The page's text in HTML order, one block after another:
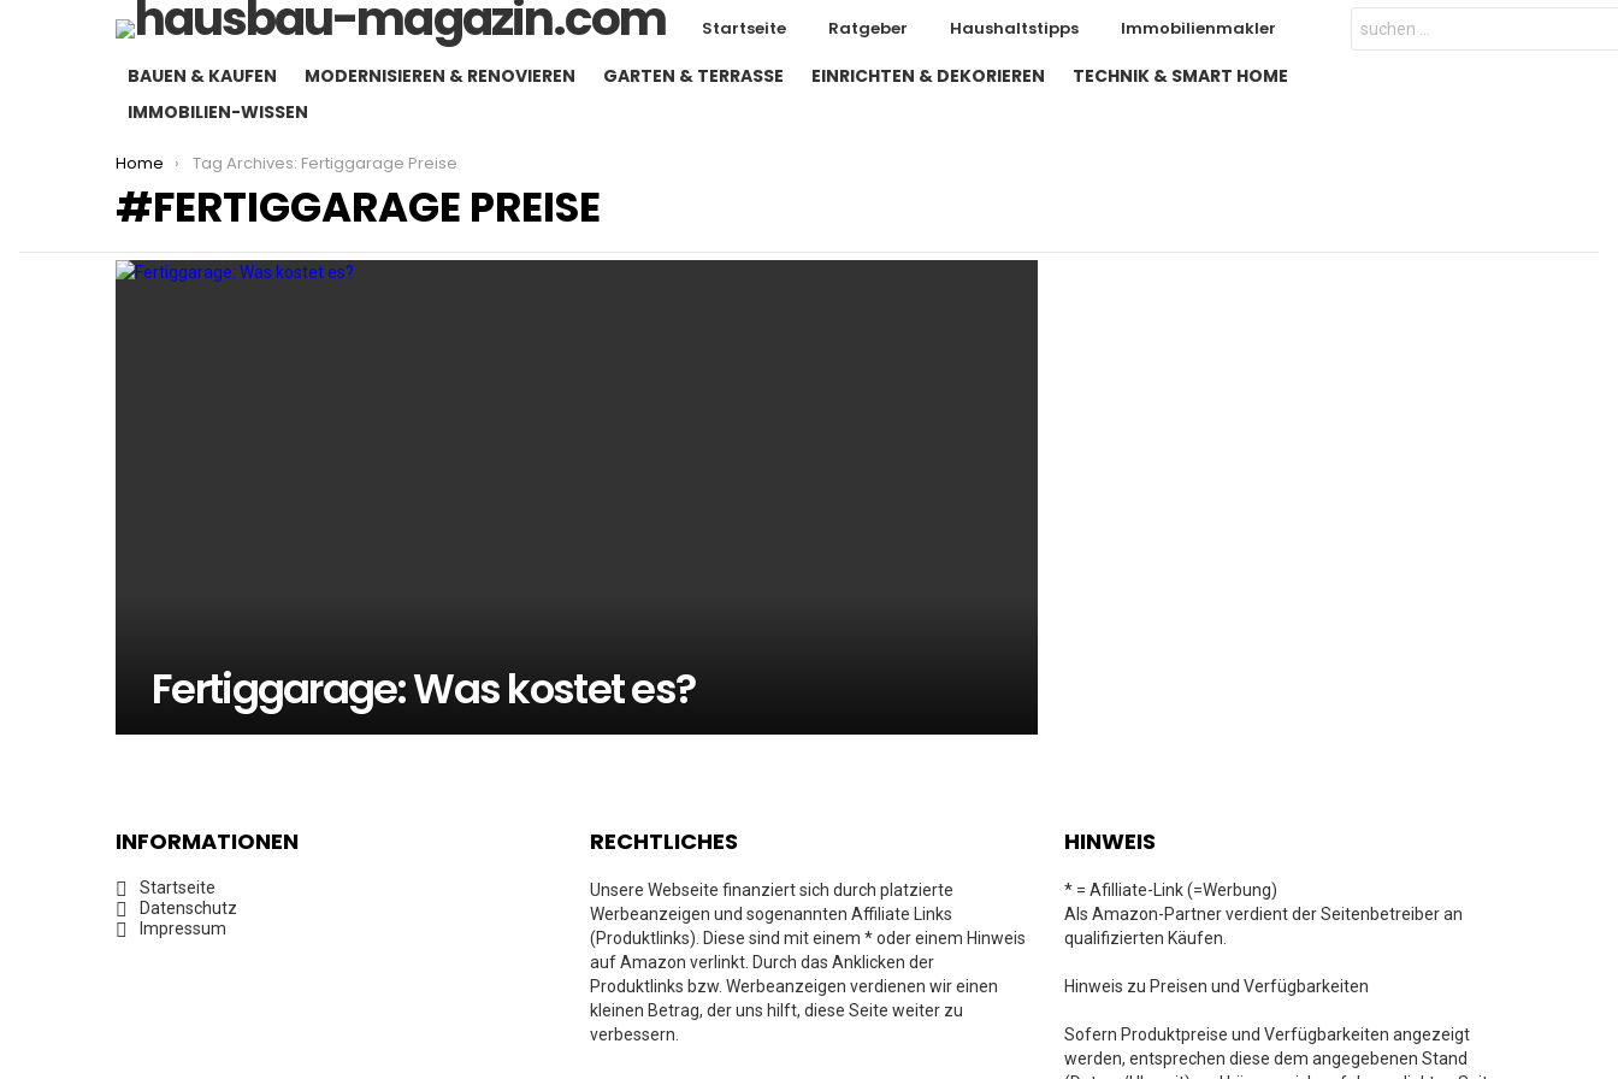
Startseite Ratgeber Haushaltstipps Immobilienmakler
Search
for:
BAUEN & KAUFEN MODERNISIEREN & RENOVIEREN GARTEN & TERRASSE EINRICHTEN & DEKORIEREN
TECHNIK & SMART HOME
IMMOBILIEN-WISSEN
You are here:
Home Tag Archives: Fertiggarage Preise
FERTIGGARAGE PREISE
LATEST
STORIES
Fertiggarage: Was kostet es?
INFORMATIONEN
Startseite
Datenschutz
Impressum
RECHTLICHES
Unsere Webseite finanziert sich durch platzierte
Werbeanzeigen und sogenannten Affiliate Links
(Produktlinks). Diese sind mit einem * oder einem Hinweis
auf Amazon verlinkt. Durch das Anklicken der
Produktlinks bzw. Werbeanzeigen verdienen wir einen
kleinen Betrag, der uns hilft, diese Seite weiter zu
verbessern.
HINWEIS
* = Afilliate-Link (=Werbung)
Als Amazon-Partner verdient der Seitenbetreiber an
qualifizierten Käufen.
Hinweis zu Preisen und Verfügbarkeiten
Sofern Produktpreise und Verfügbarkeiten angezeigt
werden, entsprechen diese dem angegebenen Stand